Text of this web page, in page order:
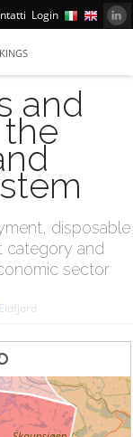
Login
and
disposable
category and
sector
Eidfjord